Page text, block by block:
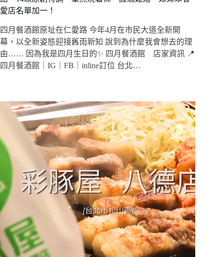
愛店名單加一！
四月餐酒館原址在仁愛路 今年4月在市民大道全新開
幕，以全新姿態迎接舊雨新知 說到為什麼我會想去的理
由…… 因為我是四月生日的✨ 四月餐酒館 店家資訊 📍
四月餐酒館｜IG｜FB｜inline訂位 台北…